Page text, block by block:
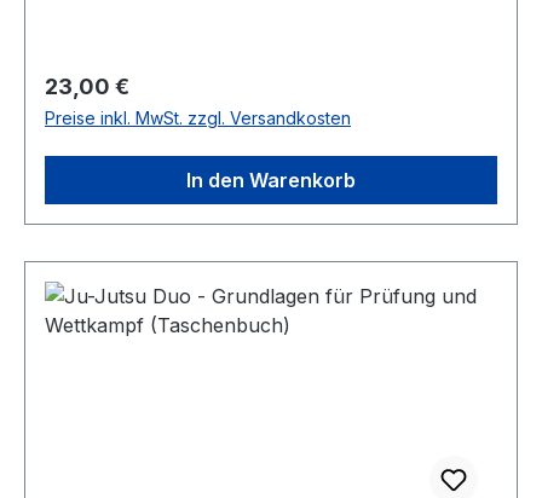
Regulärer Preis:
23,00 €
Preise inkl. MwSt. zzgl. Versandkosten
In den Warenkorb